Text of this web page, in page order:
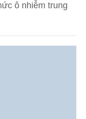
ô nhiễm trung